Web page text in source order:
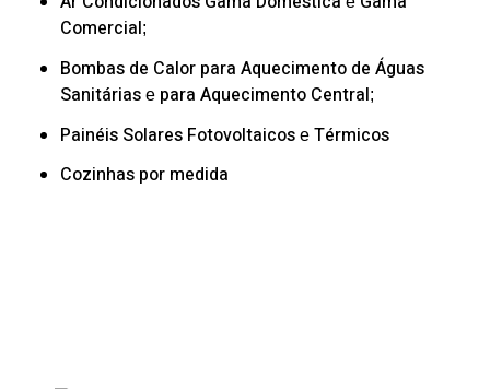
Comercial;
Bombas de Calor para Aquecimento de Águas
Sanitárias e para Aquecimento Central;
Painéis Solares Fotovoltaicos e Térmicos
Cozinhas por medida